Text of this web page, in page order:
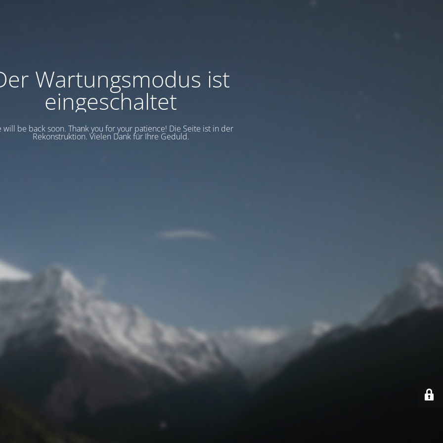
Wartungsmodus ist
eingeschaltet
will be back soon. Thank you for your patience! Die Seite ist in der
Rekonstruktion. Vielen Dank für Ihre Geduld.